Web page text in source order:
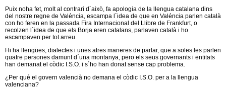
Puix noha fet, molt al contrari d´això, fa apologia de la llengua catalana dins
del nostre regne de Valéncia, escampa l´idea de que en Valéncia parlen català
con ho feren en la passada Fira Internacional del Llibre de Frankfurt, o
recolzen l´idea de que els Borja eren catalans, parlaven català i ho
escampaven per tot arreu.
Hi ha llengües, dialectes i unes atres maneres de parlar, que a soles les parlen
quatre persones damunt d´una montanya, pero els seus governants i entitats
han demanat el còdic I.S.O. i s´ho han donat sense cap problema.
¿Per qué el govern valencià no demana el còdic I.S.O. per a la llengua
valenciana?